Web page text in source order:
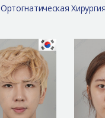
Ортогнатическая Хирургия